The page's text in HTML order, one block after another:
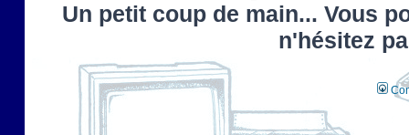
Un petit coup de main... Vous
n'hésitez